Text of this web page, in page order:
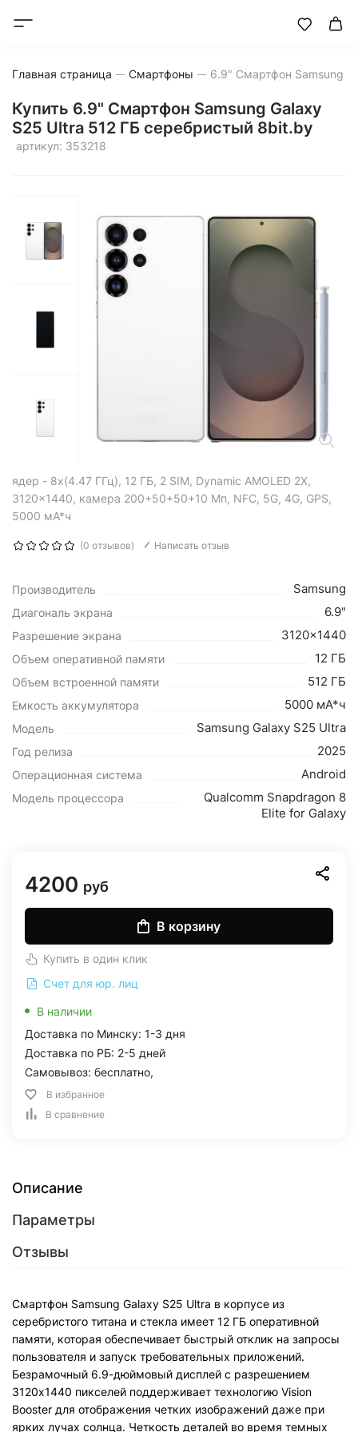
Главная страница Смартфоны
Купить 6.9" Смартфон Samsung Galaxy
S25 Ultra 512 ГБ серебристый 8bit.by
артикул: 353218
ядер - 8x(4.47 ГГц), 12 ГБ, 2 SIM, Dynamic AMOLED 2X,
3120x1440, камера 200+50+50+10 Мп, NFC, 5G, 4G, GPS,
5000 мА*ч
(0 отзывов) Написать отзыв
Производитель Samsung
Диагональ экрана 6.9"
Разрешение экрана 3120x1440
Объем оперативной памяти 12 ГБ
Объем встроенной памяти 512 ГБ
Емкость аккумулятора 5000 мА*ч
Модель Samsung Galaxy S25 Ultra
Год релиза 2025
Операционная система Android
Модель процессора
Qualcomm Snapdragon 8
Elite for Galaxy
4200 руб
В корзину
Купить в один клик
Счет для юр. лиц
В наличии
Доставка по Минску: 1-3 дня
Доставка по РБ: 2-5 дней
Самовывоз: бесплатно,
В избранное
В сравнение
Описание
Параметры
Отзывы
Смартфон Samsung Galaxy S25 Ultra в корпусе из
серебристого титана и стекла имеет 12 ГБ оперативной
памяти, которая обеспечивает быстрый отклик на запросы
пользователя и запуск требовательных приложений.
Безрамочный 6.9-дюймовый дисплей с разрешением
3120х1440 пикселей поддерживает технологию Vision
Booster для отображения четких изображений даже при
ярких лучах солнца. Четкость деталей во время темных